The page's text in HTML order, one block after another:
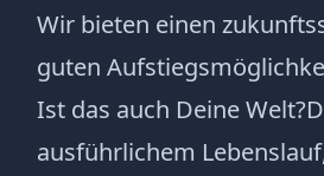
Wir bieten einen
guten
Ist das auch Deine
ausführlichem